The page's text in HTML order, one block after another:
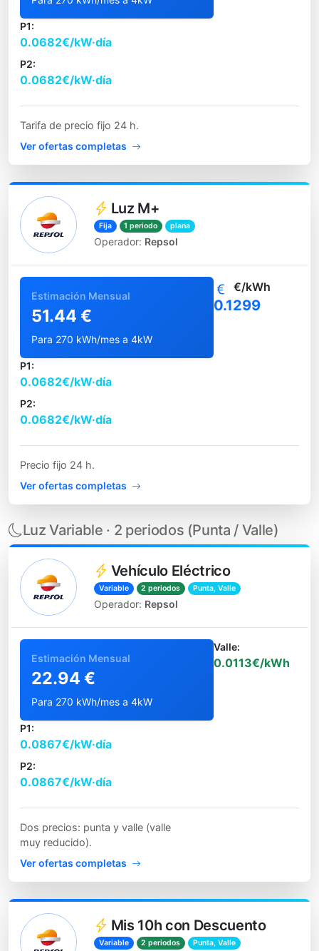
P1:
0.0682€/kW·día
P2:
0.0682€/kW·día
Tarifa de precio fijo 24 h.
Ver ofertas completas
Luz M+
Fija 1 periodo plana
Operador: Repsol
Estimación Mensual
51.44 €
Para 270 kWh/mes a 4kW
€/kWh
0.1299
P1:
0.0682€/kW·día
P2:
0.0682€/kW·día
Precio fijo 24 h.
Ver ofertas completas
Luz Variable · 2 periodos (Punta / Valle)
Vehículo Eléctrico
Variable 2 periodos Punta, Valle
Operador: Repsol
Estimación Mensual
22.94 €
Para 270 kWh/mes a 4kW
Valle:
0.0113€/kWh
P1:
0.0867€/kW·día
P2:
0.0867€/kW·día
Dos precios: punta y valle (valle
muy reducido).
Ver ofertas completas
Mis 10h con Descuento
Variable 2 periodos Punta, Valle